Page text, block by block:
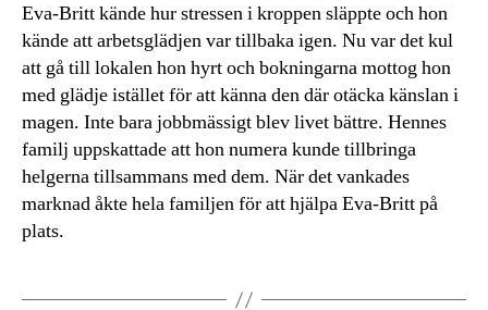
Eva-Britt kände hur stressen i kroppen släppte och hon
kände att arbetsglädjen var tillbaka igen. Nu var det kul
att gå till lokalen hon hyrt och bokningarna mottog hon
med glädje istället för att känna den där otäcka känslan i
magen. Inte bara jobbmässigt blev livet bättre. Hennes
familj uppskattade att hon numera kunde tillbringa
helgerna tillsammans med dem. När det vankades
marknad åkte hela familjen för att hjälpa Eva-Britt på
plats.